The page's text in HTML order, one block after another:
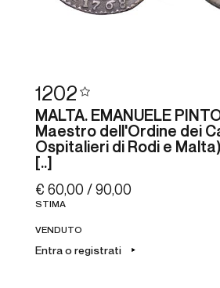
1202
MALTA. EMANUELE
Maestro dell'Ordine dei
Ospitalieri di Rodi e
[..]
€ 60,00 / 90,00
STIMA
VENDUTO
Entra o registrati